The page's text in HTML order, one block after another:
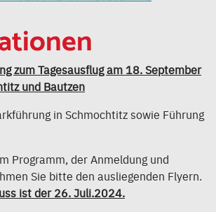
zum Tagesausflug am 18. September
und Bautzen
in Schmochtitz sowie Führung
Programm, der Anmeldung und
Sie bitte den ausliegenden Flyern.
ist der 26. Juli.2024.